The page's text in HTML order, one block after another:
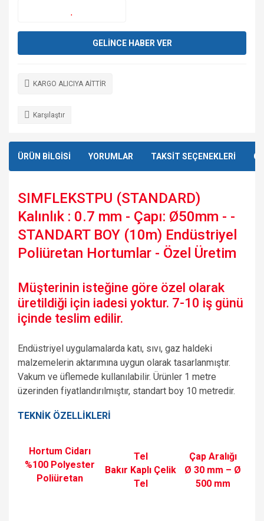
GELİNCE HABER VER
KARGO ALICIYA AİTTİR
Karşılaştır
ÜRÜN BİLGİSİ YORUMLAR TAKSİT SEÇENEKLERİ
SIMFLEKSTPU (STANDARD)
Kalınlık : 0.7 mm - Çapı: Ø50mm - -
STANDART BOY (10m) Endüstriyel
Poliüretan Hortumlar - Özel Üretim
Müşterinin isteğine göre özel olarak
üretildiği için iadesi yoktur. 7-10 iş günü
içinde teslim edilir.
Endüstriyel uygulamalarda katı, sıvı, gaz haldeki
malzemelerin aktarımına uygun olarak tasarlanmıştır.
Vakum ve üflemede kullanılabilir. Ürünler 1 metre
üzerinden fiyatlandırılmıştır, standart boy 10 metredir.
TEKNİK ÖZELLİKLERİ
Hortum Cidarı
%100 Polyester
Poliüretan
Tel
Bakır Kaplı Çelik
Tel
Çap Aralığı
Ø 30 mm – Ø
500 mm